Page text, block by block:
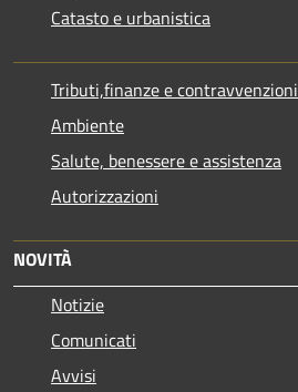
Catasto e urbanistica
Tributi,finanze e contravvenzioni
Ambiente
Salute, benessere e assistenza
Autorizzazioni
NOVITÀ
Notizie
Comunicati
Avvisi